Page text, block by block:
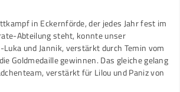
in Eckernförde, der jedes Jahr fest im
Abteilung steht, konnte unser
und Jannik, verstärkt durch Temin vom
Goldmedaille gewinnen. Das gleiche gelang
verstärkt für Lilou und Paniz von